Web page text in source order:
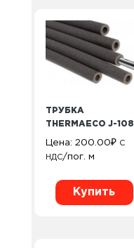
ТРУБКА
THERMAECO J-108
Цена: 200.00₽ С
НДС/пог. м
Купить